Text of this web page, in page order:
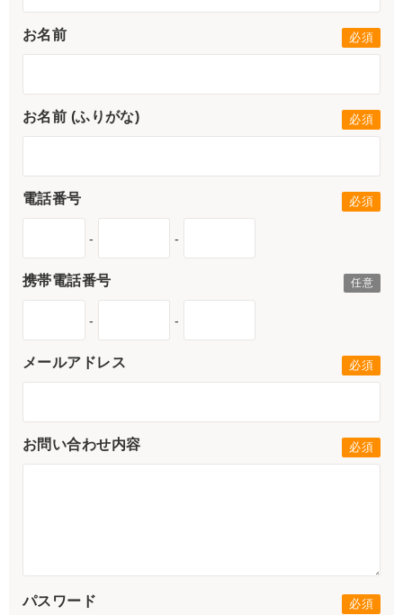
お名前
お名前 (ふりがな)
電話番号
- -
携帯電話番号
- -
メールアドレス
お問い合わせ内容
パスワード